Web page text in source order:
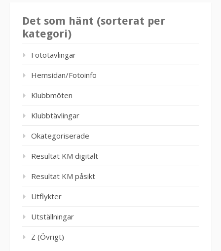
Det som hänt (sorterat per
kategori)
Fototävlingar
Hemsidan/Fotoinfo
Klubbmöten
Klubbtävlingar
Okategoriserade
Resultat KM digitalt
Resultat KM påsikt
Utflykter
Utställningar
Z (Övrigt)